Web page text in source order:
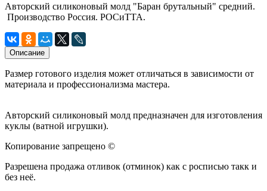
Авторский силиконовый молд "Баран брутальный" средний.
Производство Россия. РОСиТТА.
Описание
Размер готового изделия может отличаться в зависимости от
материала и профессионализма мастера.
Авторский силиконовый молд предназначен для изготовления
куклы (ватной игрушки).
Копирование запрещено ©
Разрешена продажа отливок (отминок) как с росписью такк и
без неё.